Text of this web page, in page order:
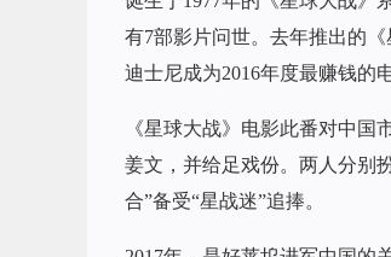
有7部影片问世。去年推出的
迪士尼成为2016年度最赚钱的
《星球大战》电影此番对中
姜文，并给足戏份。两人分别
合”备受“星战迷”追捧。